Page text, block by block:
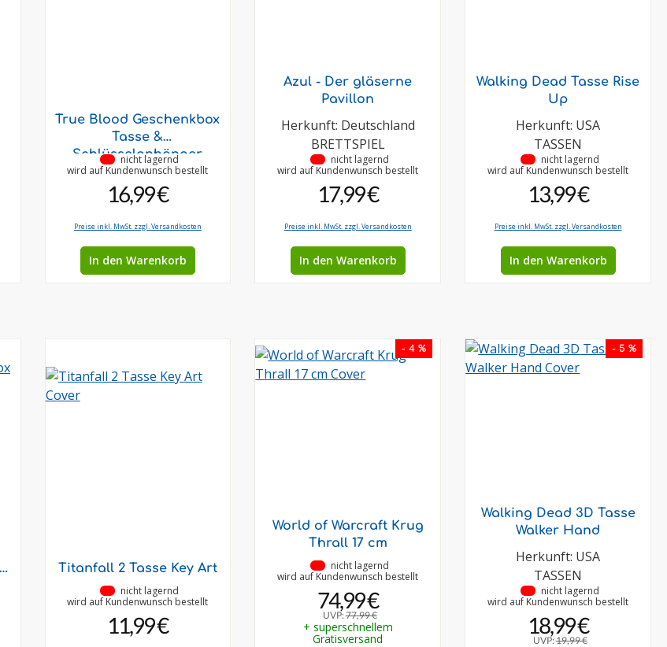
True Blood Geschenkbox
Tasse &
Schlüsselanhänger
nicht lagernd
wird auf Kundenwunsch bestellt
16,99 €
Preise inkl. MwSt. zzgl. Versandkosten
In den Warenkorb
Azul - Der gläserne
Pavillon
Herkunft: Deutschland
BRETTSPIEL
nicht lagernd
wird auf Kundenwunsch bestellt
17,99 €
Preise inkl. MwSt. zzgl. Versandkosten
In den Warenkorb
Walking Dead Tasse Rise
Up
Herkunft: USA
TASSEN
nicht lagernd
wird auf Kundenwunsch bestellt
13,99 €
Preise inkl. MwSt. zzgl. Versandkosten
In den Warenkorb
Titanfall 2 Tasse Key Art
nicht lagernd
wird auf Kundenwunsch bestellt
11,99 €
- 4 %
World of Warcraft Krug
Thrall 17 cm
nicht lagernd
wird auf Kundenwunsch bestellt
74,99 €
UVP:77,99 €
+ superschnellem
Gratisversand
- 5 %
Walking Dead 3D Tasse
Walker Hand
Herkunft: USA
TASSEN
nicht lagernd
wird auf Kundenwunsch bestellt
18,99 €
UVP:19,99 €